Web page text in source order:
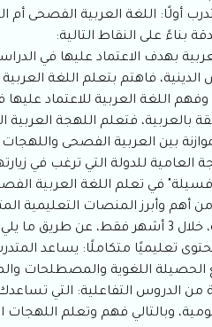
أولًا: اللغة العربية الفصحى أم
بناءً على النقاط التالية:
بهدف الاعتماد عليها في
فاهتم بتعلم اللغة
اللغة العربية للاعتماد
بالعربية، فتعلم اللهجة العربية
بين العربية الفصحى
العامية للدولة التي ترغب في
في تعلم اللغة العربية
أهم وأبرز المنصات التعليمية
ما يلي:
تعليميًا متكاملًا: يساعد
اللغوية والمصطلحات
الدروس التفاعلية: التي
وبالتالي فهم وتعلم اللهجات